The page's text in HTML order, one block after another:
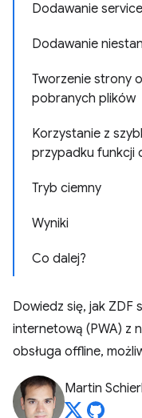
Dodawanie
Dodawanie
Tworzenie strony
pobranych plików
Korzystanie z
przypadku funkcji
Tryb ciemny
Wyniki
Co dalej?
Dowiedz się, jak ZDF
internetową (PWA) z
obsługa offline,
Martin